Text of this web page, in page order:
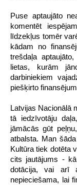
Puse aptaujāto
komentēt
līdzekļus tomēr
kādam no
trešdaļa
lietas, kurām
darbiniekiem
piešķirto
Latvijas Nacionālā
tā iedzīvotāju
jāmācās gūt
atbalsta. Man
Kultūra tiek dotēta
cits jautājums -
dotācija, vai arī
nepieciešama, lai